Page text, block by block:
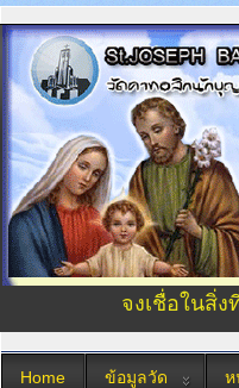
จงเชื่อในสิ่
Home ข้อมูลวัด ห